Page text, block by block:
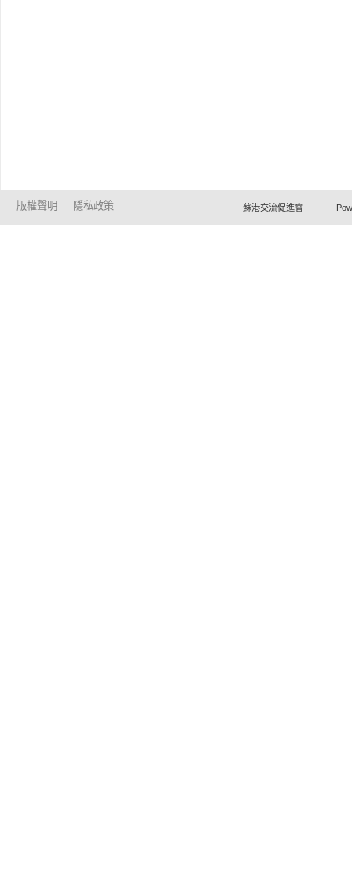
版權聲明 隱私政策 蘇港交流促進會